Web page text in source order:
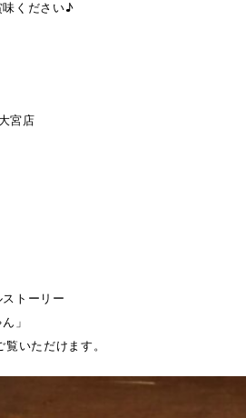
味ください♪
宮店
トーリー
」
いただけます。